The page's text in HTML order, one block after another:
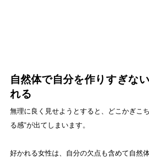
自然体で自分を作りすぎな
れる
無理に良く見せようとすると、どこかぎこ
る感”が出てしまいます。
好かれる女性は、自分の欠点も含めて自然